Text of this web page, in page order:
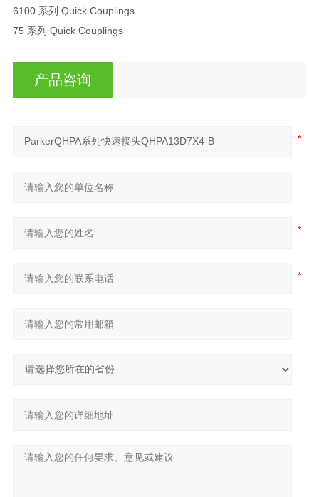
6100 系列 Quick Couplings
75 系列 Quick Couplings
产品咨询